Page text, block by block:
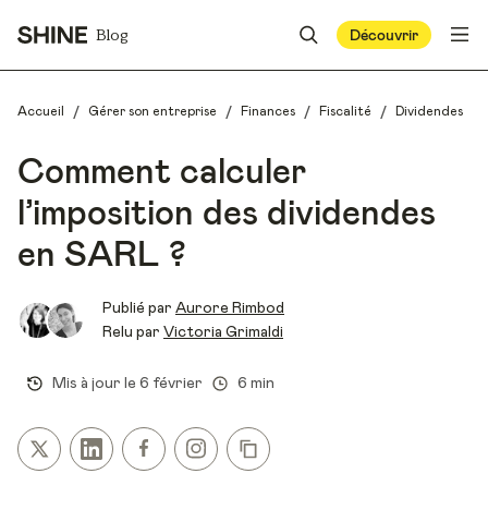
Blog Découvrir
Accueil / Gérer son entreprise / Finances / Fiscalité / Dividendes
Comment calculer
l’imposition des dividendes
en SARL ?
Publié par Aurore Rimbod
Relu par Victoria Grimaldi
Mis à jour le 6 février 6 min